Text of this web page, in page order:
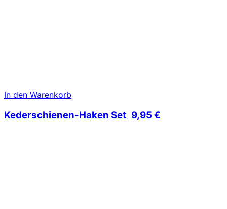
In den Warenkorb
Kederschienen-Haken Set 9,95 €